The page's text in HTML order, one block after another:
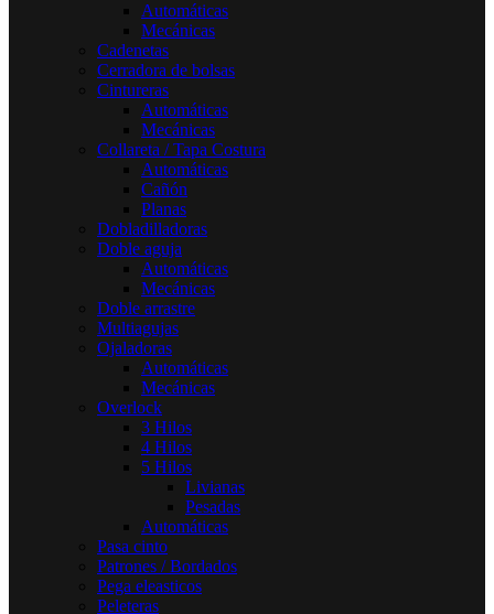
Automáticas
Mecánicas
Cadenetas
Cerradora de bolsas
Cintureras
Automáticas
Mecánicas
Collareta / Tapa Costura
Automáticas
Cañón
Planas
Dobladilladoras
Doble aguja
Automáticas
Mecánicas
Doble arrastre
Multiagujas
Ojaladoras
Automáticas
Mecánicas
Overlock
3 Hilos
4 Hilos
5 Hilos
Livianas
Pesadas
Automáticas
Pasa cinto
Patrones / Bordados
Pega eleasticos
Peleteras